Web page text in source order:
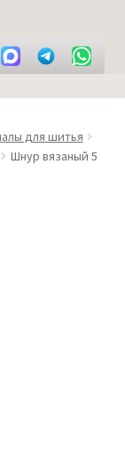
для шитья
Шнур вязаный 5